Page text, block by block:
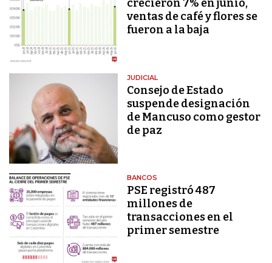
crecieron 7% en junio,
ventas de café y flores se
fueron a la baja
JUDICIAL
Consejo de Estado
suspende designación
de Mancuso como gestor
de paz
BANCOS
PSE registró 487
millones de
transacciones en el
primer semestre